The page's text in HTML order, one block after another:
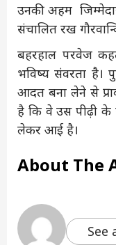
उनकी अहम
संचालित रख
बहरहाल परवेज
भविष्य संवरता है।
आदत बना लेने से
है कि वे उस पीढ़ी के
लेकर आई है।
About The
See